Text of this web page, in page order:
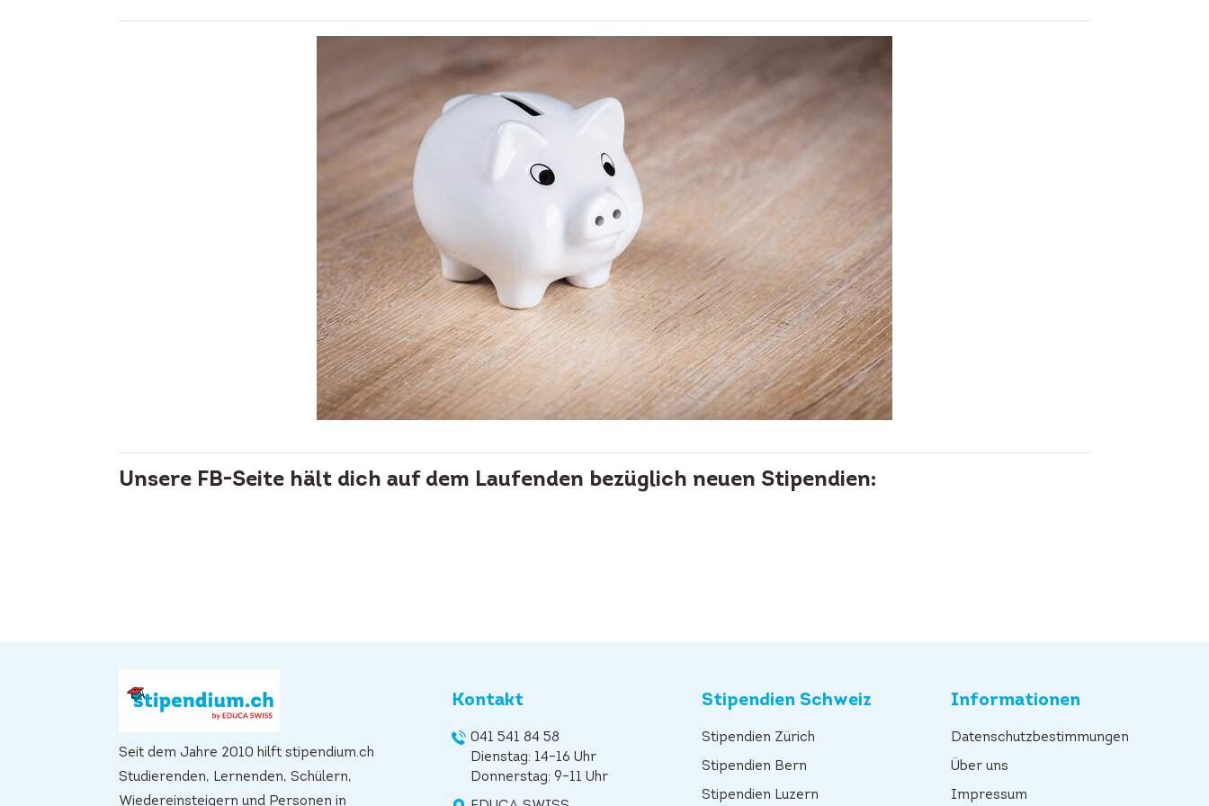
Unsere FB-Seite hält dich auf dem Laufenden bezüglich neuen Stipendien:
Seit dem Jahre 2010 hilft stipendium.ch
Studierenden, Lernenden, Schülern,
Wiedereinsteigern und Personen in
Kontakt
041 541 84 58
Dienstag: 14–16 Uhr
Donnerstag: 9–11 Uhr
Stipendien Schweiz
Stipendien Zürich
Stipendien Bern
Stipendien Luzern
Informationen
Datenschutzbestimmungen
Über uns
Impressum